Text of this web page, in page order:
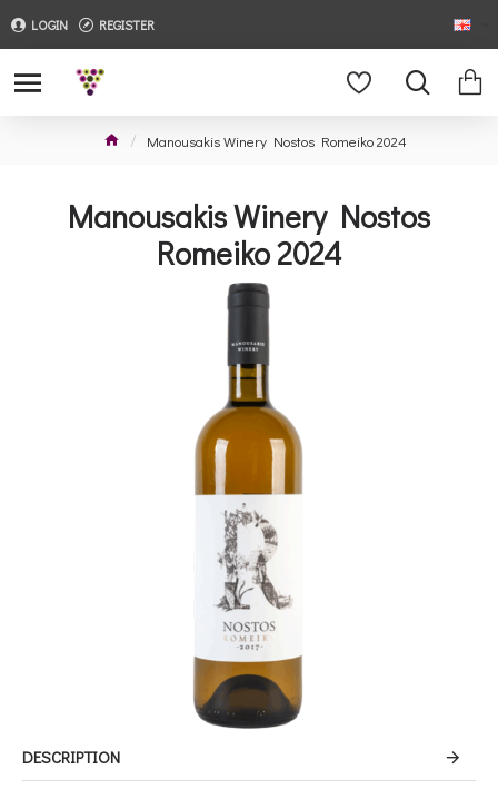
LOGIN REGISTER
Manousakis Winery Nostos Romeiko 2024
Manousakis Winery Nostos
Romeiko 2024
DESCRIPTION